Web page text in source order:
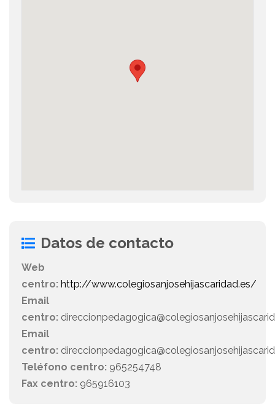
Datos de contacto
Web
centro: http://www.colegiosanjosehijascaridad.es/
Email
centro:
Email
centro:
Teléfono centro: 965254748
Fax centro: 965916103